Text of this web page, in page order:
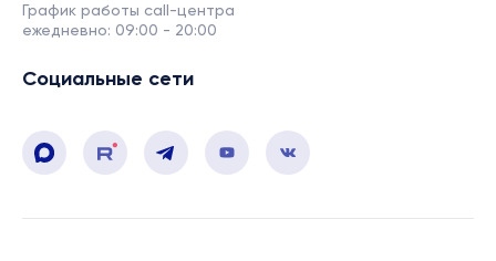
График работы call-центра
ежедневно: 09:00 - 20:00
Социальные сети